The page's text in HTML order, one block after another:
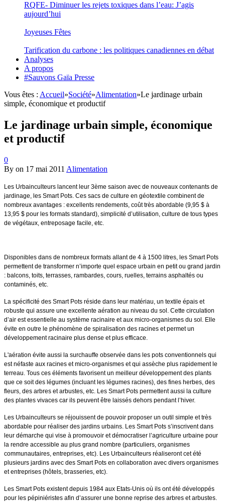
RQFE- Diminuer les rejets toxiques dans l’eau: J’agis
aujourd’hui
Joyeuses Fêtes
Tarification du carbone : les politiques canadiennes en débat
Analyses
A propos
#Sauvons Gaïa Presse
Vous êtes : Accueil»Société»Alimentation»Le jardinage urbain
simple, économique et productif
Le jardinage urbain simple, économique
et productif
0
By on 17 mai 2011 Alimentation
Les Urbainculteurs lancent leur 3ème saison avec de nouveaux contenants de
jardinage, les Smart Pots. Ces sacs de culture en géotextile combinent de
nombreux avantages : excellents rendements, coût très abordable (9,95 $ à
13,95 $ pour les formats standard), simplicité d’utilisation, culture de tous types
de végétaux, entreposage facile, etc.
Disponibles dans de nombreux formats allant de 4 à 1500 litres, les Smart Pots
permettent de transformer n’importe quel espace urbain en petit ou grand jardin
: balcons, toits, terrasses, rambardes, cours, ruelles, terrains asphaltés ou
contaminés, etc.
La spécificité des Smart Pots réside dans leur matériau, un textile épais et
robuste qui assure une excellente aération au niveau du sol. Cette circulation
d’air est essentielle au système racinaire et aux micro-organismes du sol. Elle
évite en outre le phénomène de spiralisation des racines et permet un
développement racinaire plus dense et plus efficace.
L'aération évite aussi la surchauffe observée dans les pots conventionnels qui
est néfaste aux racines et micro-organismes et qui assèche plus rapidement le
terreau. Tous ces éléments favorisent un meilleur développement des plants
que ce soit des légumes (incluant les légumes racines), des fines herbes, des
fleurs, des arbres et arbustes, etc. Les Smart Pots permettent aussi la culture
des plantes vivaces car ils peuvent être laissés dehors pendant l’hiver.
Les Urbainculteurs se réjouissent de pouvoir proposer un outil simple et très
abordable pour réaliser des jardins urbains. Les Smart Pots s’inscrivent dans
leur démarche qui vise à promouvoir et démocratiser l’agriculture urbaine pour
la rendre accessible au plus grand nombre (particuliers, organismes
communautaires, entreprises, etc). Les Urbainculteurs réaliseront cet été
plusieurs jardins avec des Smart Pots en collaboration avec divers organismes
et entreprises (hôtels, brasseries, etc).
Les Smart Pots existent depuis 1984 aux Etats-Unis où ils ont été développés
pour les pépiniéristes afin d’assurer une bonne reprise des arbres et arbustes.